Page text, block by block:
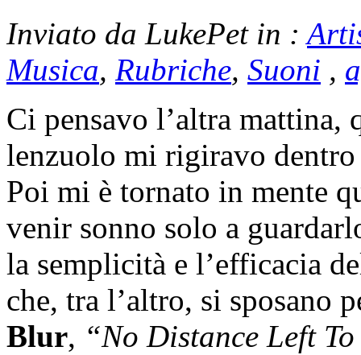
Inviato da LukePet in :
Musica, Rubriche, Suoni ,
Ci pensavo l’altra mattina,
lenzuolo mi rigiravo
Poi mi è tornato in mente
venir sonno solo a
la semplicità e l’efficacia
che, tra l’altro, si sposano
Blur, “No Distance Left